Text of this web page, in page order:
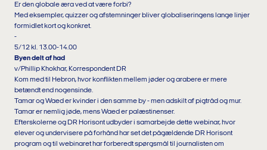
Er den globale æra ved at være forbi?
Med eksempler, quizzer og afstemninger bliver globaliseringens lange linjer
formidlet kort og konkret.
-
5/12 kl. 13.00-14.00
Byen delt af had
v/Phillip Khokhar, Korrespondent DR
Kom med til Hebron, hvor konflikten mellem jøder og arabere er mere
betændt end nogensinde.
Tamar og Waed er kvinder i den samme by - men adskilt af pigtråd og mur.
Tamar er nemlig jøde, mens Waed er palæstinenser.
Efterskolerne og DR Horisont udbyder i samarbejde dette webinar, hvor
elever og undervisere på forhånd har set det pågældende DR Horisont
program og til webinaret har forberedt spørgsmål til journalisten om